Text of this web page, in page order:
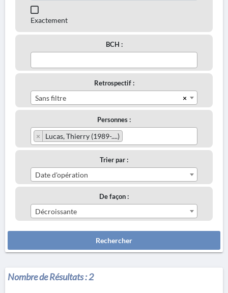
Exactement
BCH :
Retrospectif :
×
Sans filtre
Personnes :
× Lucas, Thierry (1989-....)
Trier par :
Date d'opération
De façon :
Décroissante
Rechercher
Nombre de Résultats :2